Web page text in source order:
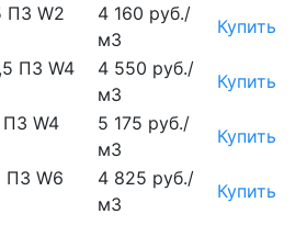
П3 W2
4 160 руб./
м3
Купить
П3 W4
4 550 руб./
м3
Купить
W4
5 175 руб./
м3
Купить
П3 W6
4 825 руб./
м3
Купить